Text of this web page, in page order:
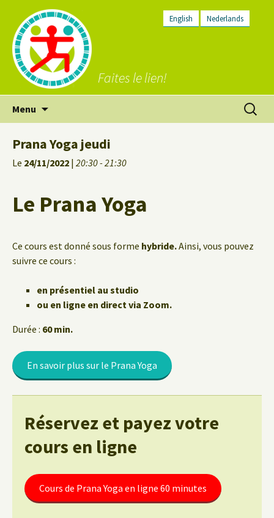
English Nederlands
Faites le lien!
Menu
Prana Yoga jeudi
Le 24/11/2022 | 20:30 - 21:30
Le Prana Yoga
Ce cours est donné sous forme hybride.Ainsi, vous pouvez
suivre ce cours :
en présentiel au studio
ou en ligne en direct via Zoom.
Durée : 60 min.
En savoir plus sur le Prana Yoga
Réservez et payez votre
cours en ligne
Cours de Prana Yoga en ligne 60 minutes